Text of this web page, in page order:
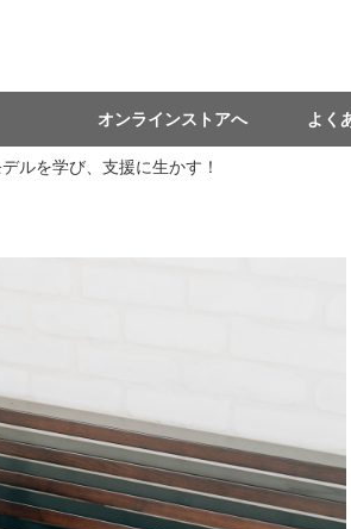
オンラインストアへ よく
ルを学び、支援に生かす！